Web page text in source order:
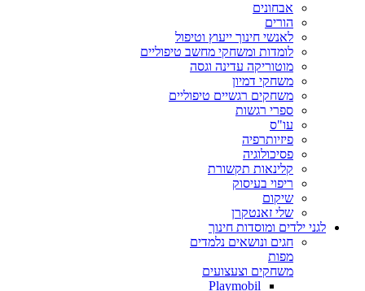
אבחונים
הורים
לאנשי חינוך ייעוץ וטיפול
לומדות ומשחקי מחשב טיפוליים
מוטוריקה עדינה וגסה
משחקי דמיון
משחקים רגשיים טיפוליים
ספרי רגשות
עו"ס
פיזיותרפיה
פסיכולוגיה
קלינאות תקשורת
ריפוי בעיסוק
שיקום
שלי זאנטקרן
לגני ילדים ומוסדות חינוך
חגים ונושאים נלמדים
מפות
משחקים וצעצועים
Playmobil